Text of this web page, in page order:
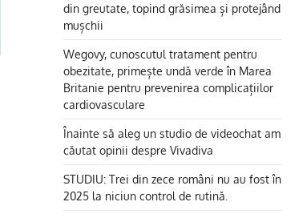
din greutate, topind grăsimea și protejând
mușchii
Wegovy, cunoscutul tratament pentru
obezitate, primește undă verde în Marea
Britanie pentru prevenirea complicațiilor
cardiovasculare
Înainte să aleg un studio de videochat am
căutat opinii despre Vivadiva
STUDIU: Trei din zece români nu au fost în
2025 la niciun control de rutină.